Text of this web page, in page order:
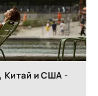
Китай и США -